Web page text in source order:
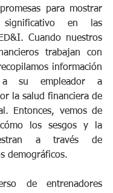
para mostrar
en las
Cuando nuestros
trabajan con
información
su empleador a
la salud financiera de
Entonces, vemos de
los sesgos y la
a través de
demográficos.
de entrenadores